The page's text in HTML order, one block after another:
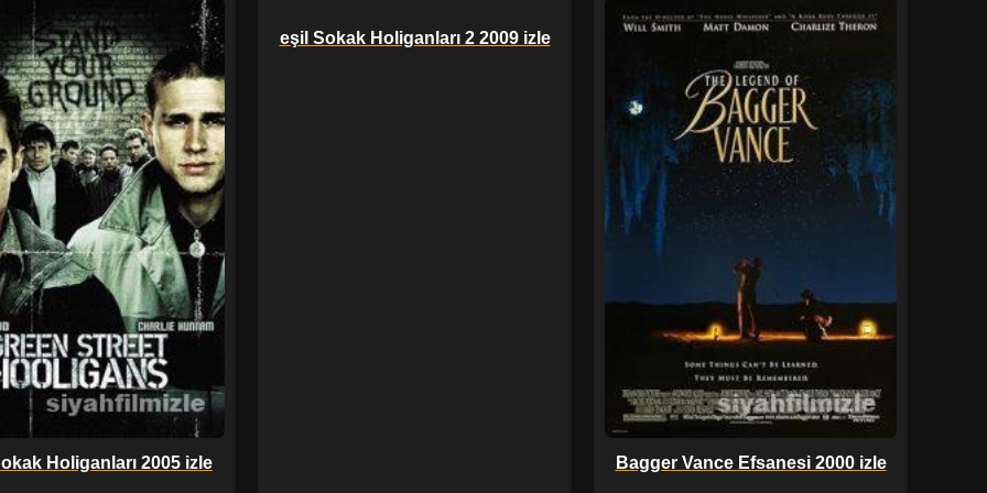
Holiganları 2005 izle
eşil Sokak Holiganları 2 2009 izle
Bagger Vance Efsanesi 2000 izle